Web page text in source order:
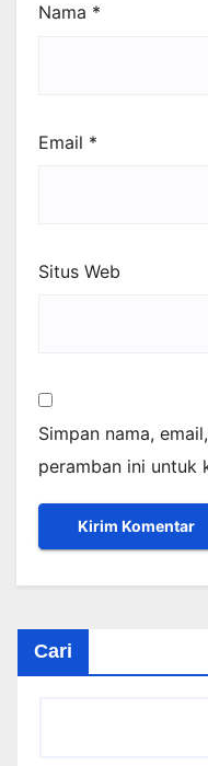
Nama *
Email *
Situs Web
Simpan nama,
peramban ini untuk
Cari